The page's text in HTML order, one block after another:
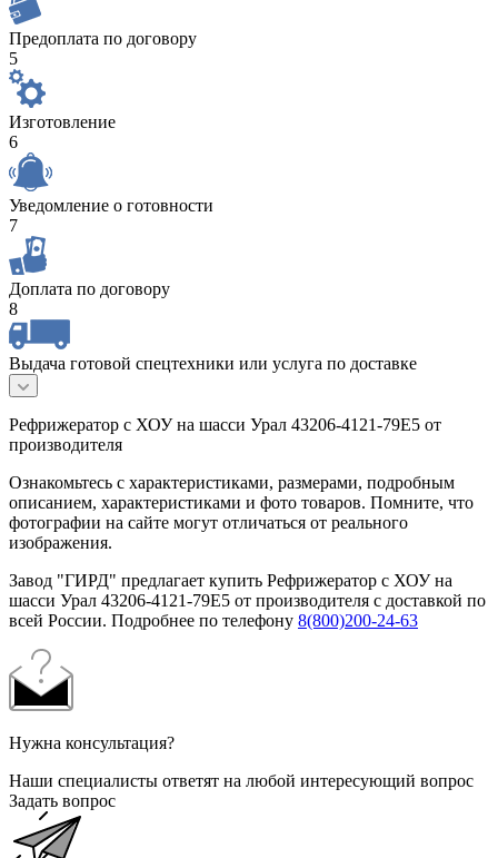
Предоплата по договору
5
Изготовление
6
Уведомление о готовности
7
Доплата по договору
8
Выдача готовой спецтехники или услуга по доставке
Рефрижератор с ХОУ на шасси Урал 43206-4121-79Е5 от
производителя
Ознакомьтесь с характеристиками, размерами, подробным
описанием, характеристиками и фото товаров. Помните, что
фотографии на сайте могут отличаться от реального
изображения.
Завод "ГИРД" предлагает купить Рефрижератор с ХОУ на
шасси Урал 43206-4121-79Е5 от производителя с доставкой по
всей России. Подробнее по телефону 8(800)200-24-63
Нужна консультация?
Наши специалисты ответят на любой интересующий вопрос
Задать вопрос